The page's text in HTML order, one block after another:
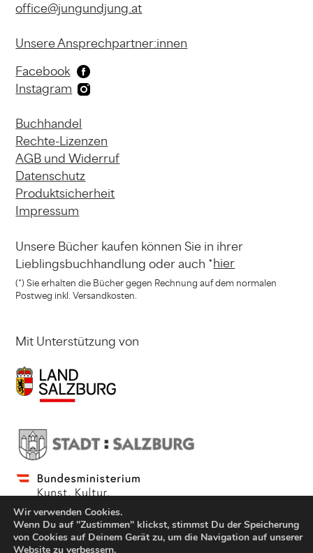
office@jungundjung.at
Unsere Ansprechpartner:innen
Facebook
Instagram
Buchhandel
Rechte-Lizenzen
AGB und Widerruf
Datenschutz
Produktsicherheit
Impressum
Unsere Bücher kaufen könnenSie in ihrer
Lieblingsbuchhandlung oder auch *hier
(*) Sie erhalten die Bücher gegen Rechnung auf dem normalen
Postweg inkl. Versandkosten.
Mit Unterstützung von
Wir verwenden Cookies.
Wenn Du auf "Zustimmen" klickst, stimmst Du der Speicherung
von Cookies auf Deinem Gerät zu, um die Navigation auf unserer
Website zu verbessern.